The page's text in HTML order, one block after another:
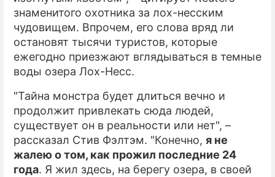
знаменитого охотника за лох-несским
чудовищем. Впрочем, его слова вряд ли
остановят тысячи туристов, которые
ежегодно приезжают вглядываться в темные
воды озера Лох-Несс.
"Тайна монстра будет длиться вечно и
продолжит привлекать сюда людей,
существует он в реальности или нет", –
рассказал Стив Фэлтэм. "Конечно, я не
жалею о том, как прожил последние 24
года. Я жил здесь, на берегу озера, в своей